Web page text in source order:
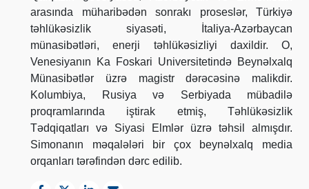
arasında müharibədən sonrakı proseslər, Türkiyə
təhlükəsizlik siyasəti, İtaliya-Azərbaycan
münasibətləri, enerji təhlükəsizliyi daxildir. O,
Venesiyanın Ka Foskari Universitetində Beynəlxalq
Münasibətlər üzrə magistr dərəcəsinə malikdir.
Kolumbiya, Rusiya və Serbiyada mübadilə
proqramlarında iştirak etmiş, Təhlükəsizlik
Tədqiqatları və Siyasi Elmlər üzrə təhsil almışdır.
Simonanın məqalələri bir çox beynəlxalq media
orqanları tərəfindən dərc edilib.